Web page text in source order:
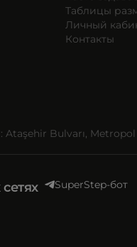
Таблицы
Личный
Контакты
Ataşehir Bulvarı,
SuperStep-бот